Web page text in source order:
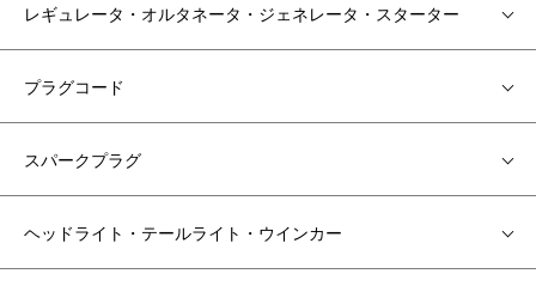
レギュレータ・オルタネータ・ジェネレータ・スターター
プラグコード
スパークプラグ
ヘッドライト・テールライト・ウインカー